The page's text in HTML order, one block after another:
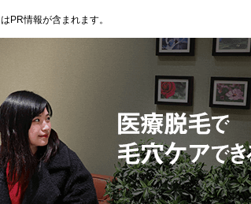
PR情報が含まれます。